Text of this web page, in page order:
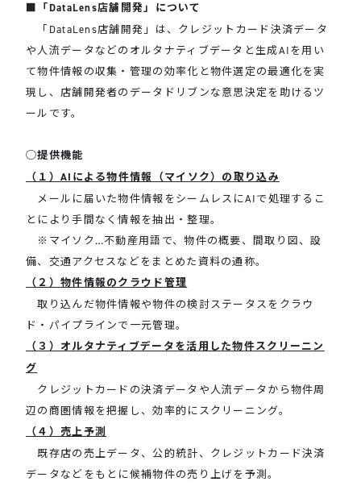
■「DataLens店舗開発」について
「DataLens店舗開発」は、クレジットカード決済データ
や人流データなどのオルタナティブデータと生成AIを用い
て物件情報の収集・管理の効率化と物件選定の最適化を実
現し、店舗開発者のデータドリブンな意思決定を助けるツ
ールです。
◯提供機能
（１）AIによる物件情報（マイソク）の取り込み
メールに届いた物件情報をシームレスにAIで処理するこ
とにより手間なく情報を抽出・整理。
※マイソク…不動産用語で、物件の概要、間取り図、設
備、交通アクセスなどをまとめた資料の通称。
（２）物件情報のクラウド管理
取り込んだ物件情報や物件の検討ステータスをクラウ
ド・パイプラインで一元管理。
（３）オルタナティブデータを活用した物件スクリーニン
グ
クレジットカードの決済データや人流データから物件周
辺の商圏情報を把握し、効率的にスクリーニング。
（４）売上予測
既存店の売上データ、公的統計、クレジットカード決済
データなどをもとに候補物件の売り上げを予測。